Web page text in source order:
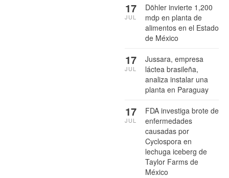
Döhler invierte 1,200
mdp en planta de
alimentos en el Estado
de México
17
JUL
Jussara, empresa
láctea brasileña,
analiza instalar una
planta en Paraguay
17
JUL
FDA investiga brote de
enfermedades
causadas por
Cyclospora en
lechuga iceberg de
Taylor Farms de
México
17
JUL